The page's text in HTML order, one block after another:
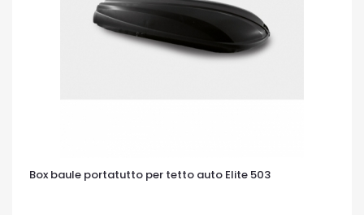
Box baule portatutto per tetto auto Elite 503